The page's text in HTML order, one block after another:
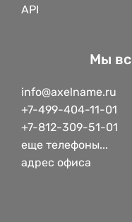
API
Мы
info@axelname.ru
+7-499-404-11-01
+7-812-309-51-01
еще телефоны...
адрес офиса